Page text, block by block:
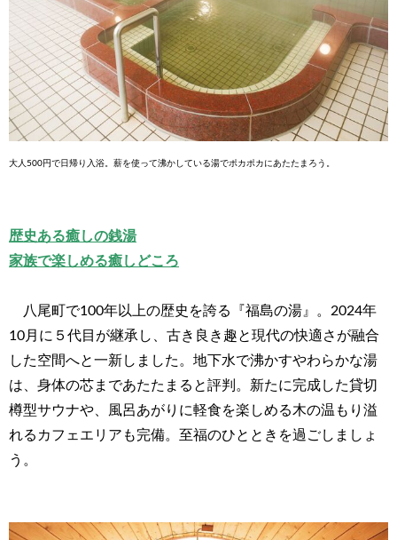
大人500円で日帰り入浴。薪を使って沸かしている湯でポカポカにあたたまろう。
歴史ある癒しの銭湯
家族で楽しめる癒しどころ
八尾町で100年以上の歴史を誇る『福島の湯』。2024年
10月に５代目が継承し、古き良き趣と現代の快適さが融合
した空間へと一新しました。地下水で沸かすやわらかな湯
は、身体の芯まであたたまると評判。新たに完成した貸切
樽型サウナや、風呂あがりに軽食を楽しめる木の温もり溢
れるカフェエリアも完備。至福のひとときを過ごしましょ
う。